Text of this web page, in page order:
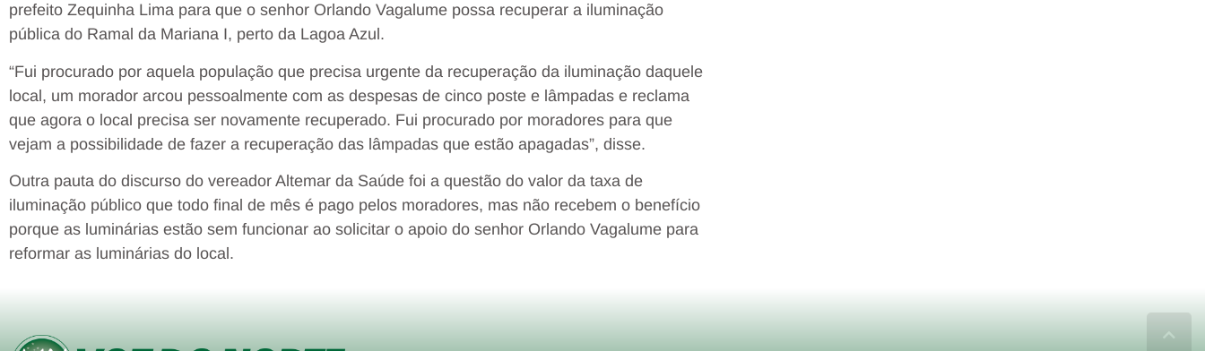
prefeito Zequinha Lima para que o senhor Orlando Vagalume possa recuperar a iluminação
pública do Ramal da Mariana I, perto da Lagoa Azul.
“Fui procurado por aquela população que precisa urgente da recuperação da iluminação daquele
local, um morador arcou pessoalmente com as despesas de cinco poste e lâmpadas e reclama
que agora o local precisa ser novamente recuperado. Fui procurado por moradores para que
vejam a possibilidade de fazer a recuperação das lâmpadas que estão apagadas”, disse.
Outra pauta do discurso do vereador Altemar da Saúde foi a questão do valor da taxa de
iluminação público que todo final de mês é pago pelos moradores, mas não recebem o benefício
porque as luminárias estão sem funcionar ao solicitar o apoio do senhor Orlando Vagalume para
reformar as luminárias do local.